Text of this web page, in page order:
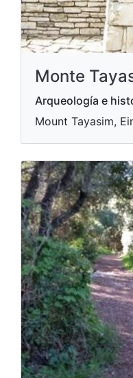
Monte
Arqueología e
Mount Tayasim,